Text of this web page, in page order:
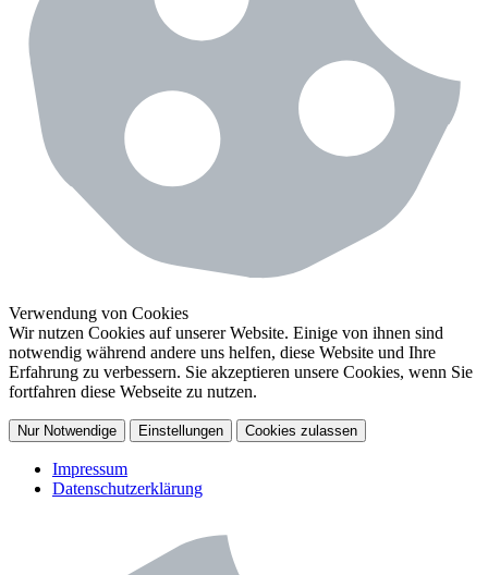
Verwendung von Cookies
Wir nutzen Cookies auf unserer Website. Einige von ihnen sind
notwendig während andere uns helfen, diese Website und Ihre
Erfahrung zu verbessern. Sie akzeptieren unsere Cookies, wenn Sie
fortfahren diese Webseite zu nutzen.
Nur Notwendige Einstellungen Cookies zulassen
Impressum
Datenschutzerklärung